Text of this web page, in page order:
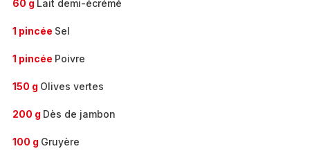
60 g Lait demi-écrémé
1 pincée Sel
1 pincée Poivre
150 g Olives vertes
200 g Dès de jambon
100 g Gruyère